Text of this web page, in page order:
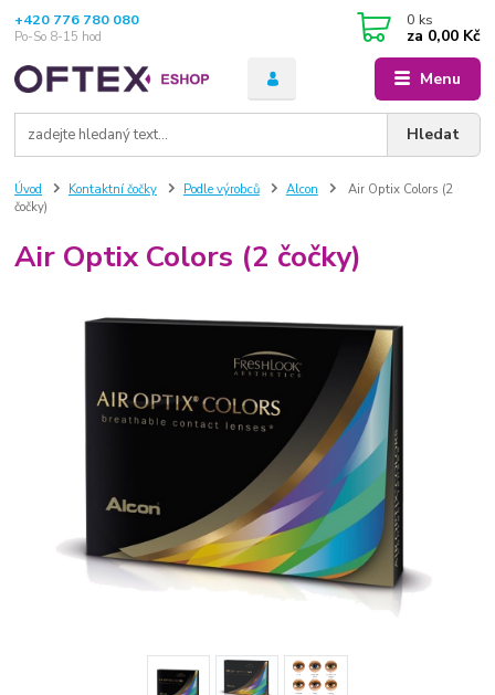
Menu
Hledat
+420 776 780 080
Po-So 8-15 hod
0 ks
za 0,00 Kč
Úvod Kontaktní čočky Podle výrobců Alcon
Air Optix Colors (2
čočky)
Air Optix Colors (2 čočky)